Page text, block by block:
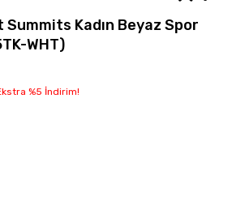
Kadın Beyaz Spor
WHT)
%5 İndirim!